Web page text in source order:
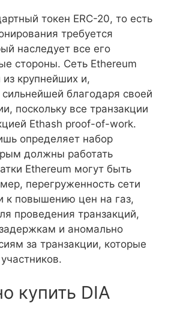
токен ERC-20, то есть
требуется
наследует все его
стороны. Сеть Ethereum
крупнейших и,
благодаря своей
поскольку все транзакции
Ethash proof-of-work.
определяет набор
должны работать
Ethereum могут быть
перегруженность сети
к повышению цен на газ,
проведения транзакций,
и аномально
за транзакции, которые
купить DIA